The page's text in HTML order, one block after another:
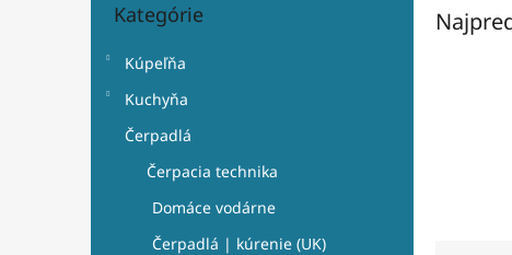
kategórie
Kategórie
Kúpeľňa
Kuchyňa
Čerpadlá
Čerpacia technika
Domáce vodárne
Čerpadlá | kúrenie (UK)